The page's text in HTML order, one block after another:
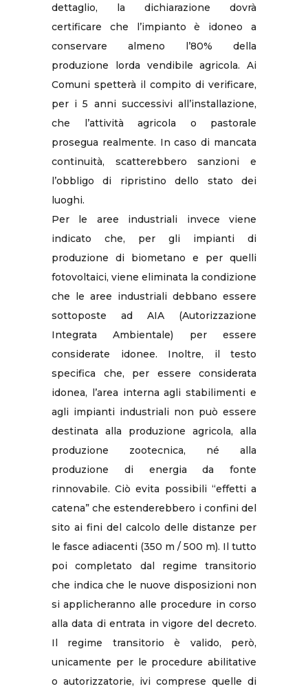
dettaglio, la dichiarazione dovrà
certificare che l’impianto è idoneo a
conservare almeno l’80% della
produzione lorda vendibile agricola. Ai
Comuni spetterà il compito di verificare,
per i 5 anni successivi all’installazione,
che l’attività agricola o pastorale
prosegua realmente. In caso di mancata
continuità, scatterebbero sanzioni e
l’obbligo di ripristino dello stato dei
luoghi.
Per le aree industriali invece viene
indicato che, per gli impianti di
produzione di biometano e per quelli
fotovoltaici, viene eliminata la condizione
che le aree industriali debbano essere
sottoposte ad AIA (Autorizzazione
Integrata Ambientale) per essere
considerate idonee. Inoltre, il testo
specifica che, per essere considerata
idonea, l’area interna agli stabilimenti e
agli impianti industriali non può essere
destinata alla produzione agricola, alla
produzione zootecnica, né alla
produzione di energia da fonte
rinnovabile. Ciò evita possibili “effetti a
catena” che estenderebbero i confini del
sito ai fini del calcolo delle distanze per
le fasce adiacenti (350 m / 500 m). Il tutto
poi completato dal regime transitorio
che indica che le nuove disposizioni non
si applicheranno alle procedure in corso
alla data di entrata in vigore del decreto.
Il regime transitorio è valido, però,
unicamente per le procedure abilitative
o autorizzatorie, ivi comprese quelle di